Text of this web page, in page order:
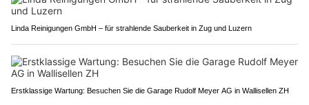
Linda Reinigungen GmbH – für strahlende Sauberkeit in Zug und Luzern
Erstklassige Wartung: Besuchen Sie die Garage Rudolf Meyer AG in Wallisellen ZH